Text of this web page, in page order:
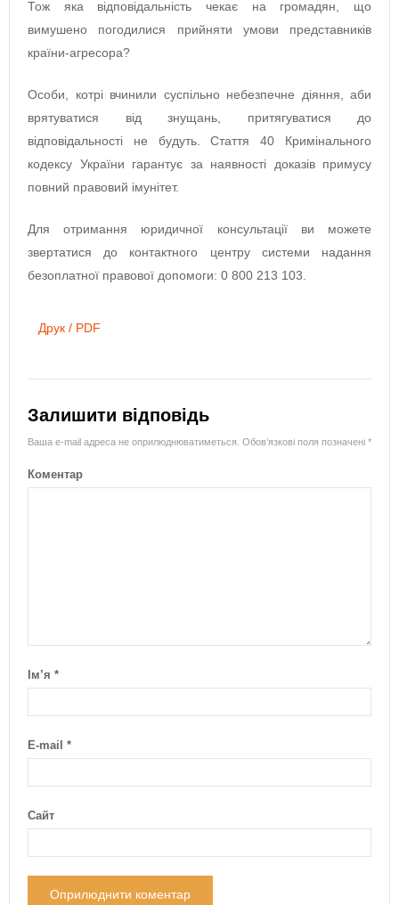
Тож яка відповідальність чекає на громадян, що
вимушено погодилися прийняти умови представників
країни-агресора?
Особи, котрі вчинили суспільно небезпечне діяння, аби
врятуватися від знущань, притягуватися до
відповідальності не будуть. Стаття 40 Кримінального
кодексу України гарантує за наявності доказів примусу
повний правовий імунітет.
Для отримання юридичної консультації ви можете
звертатися до контактного центру системи надання
безоплатної правової допомоги: 0 800 213 103.
Друк / PDF
Залишити відповідь
Ваша e-mail адреса не оприлюднюватиметься. Обов’язкові поля позначені *
Коментар
Ім’я *
E-mail *
Сайт